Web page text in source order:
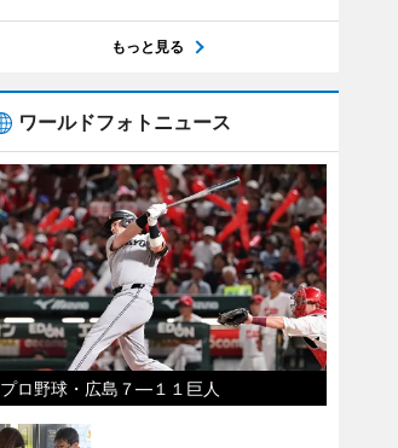
もっと見る
ワールドフォトニュース
プロ野球・広島７―１１巨人